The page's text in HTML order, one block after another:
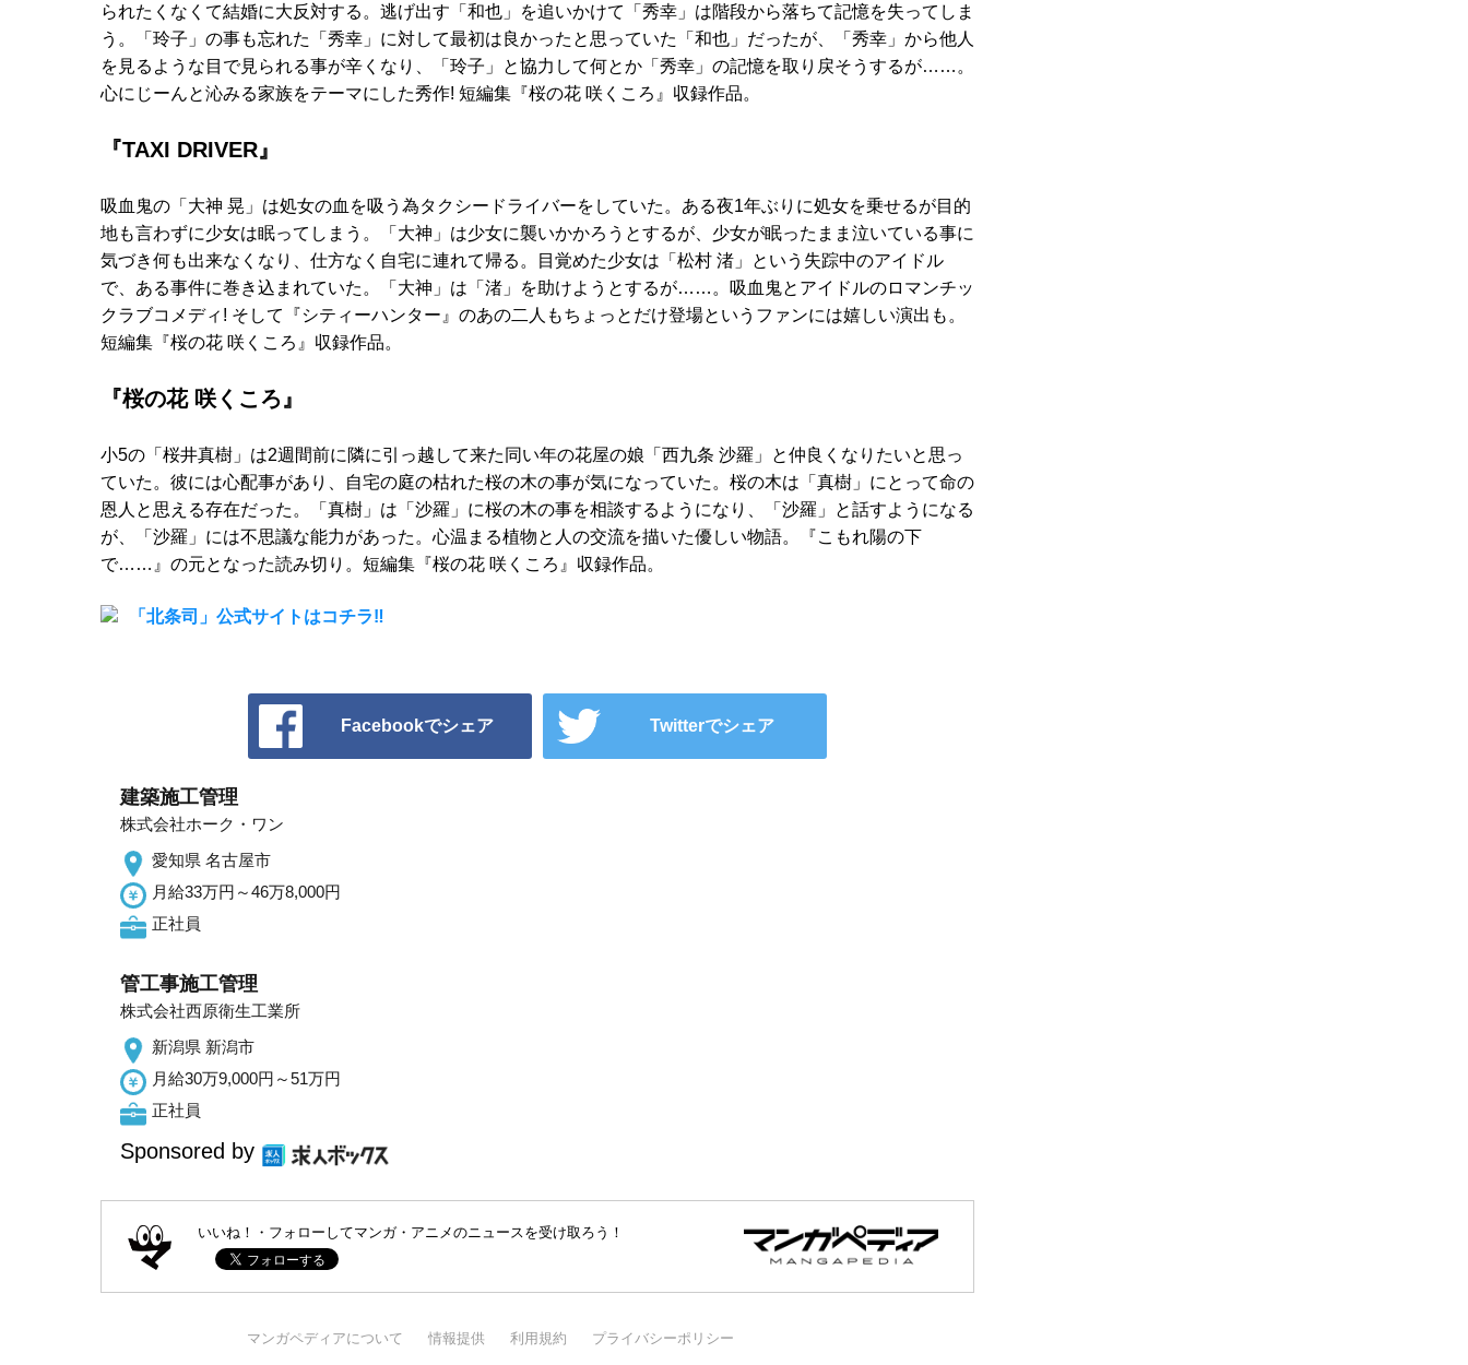
られたくなくて結婚に大反対する。逃げ出す「和也」を追いかけて「秀幸」は階段から落ちて記憶を失ってしま
う。「玲子」の事も忘れた「秀幸」に対して最初は良かったと思っていた「和也」だったが、「秀幸」から他人
を見るような目で見られる事が辛くなり、「玲子」と協力して何とか「秀幸」の記憶を取り戻そうするが……。
心にじーんと沁みる家族をテーマにした秀作! 短編集『桜の花 咲くころ』収録作品。
『TAXI DRIVER』
吸血鬼の「大神 晃」は処女の血を吸う為タクシードライバーをしていた。ある夜1年ぶりに処女を乗せるが目的
地も言わずに少女は眠ってしまう。「大神」は少女に襲いかかろうとするが、少女が眠ったまま泣いている事に
気づき何も出来なくなり、仕方なく自宅に連れて帰る。目覚めた少女は「松村 渚」という失踪中のアイドル
で、ある事件に巻き込まれていた。「大神」は「渚」を助けようとするが……。吸血鬼とアイドルのロマンチッ
クラブコメディ! そして『シティーハンター』のあの二人もちょっとだけ登場というファンには嬉しい演出も。
短編集『桜の花 咲くころ』収録作品。
『桜の花 咲くころ』
小5の「桜井真樹」は2週間前に隣に引っ越して来た同い年の花屋の娘「西九条 沙羅」と仲良くなりたいと思っ
ていた。彼には心配事があり、自宅の庭の枯れた桜の木の事が気になっていた。桜の木は「真樹」にとって命の
恩人と思える存在だった。「真樹」は「沙羅」に桜の木の事を相談するようになり、「沙羅」と話すようになる
が、「沙羅」には不思議な能力があった。心温まる植物と人の交流を描いた優しい物語。『こもれ陽の下
で……』の元となった読み切り。短編集『桜の花 咲くころ』収録作品。
「北条司」公式サイトはコチラ‼
Facebookでシェア Twitterでシェア
建築施工管理
株式会社ホーク・ワン
愛知県 名古屋市
月給33万円～46万8,000円
正社員
管工事施工管理
株式会社西原衛生工業所
新潟県 新潟市
月給30万9,000円～51万円
正社員
Sponsored by
いいね！・フォローしてマンガ・アニメのニュースを受け取ろう！
マンガペディアについて 情報提供 利用規約 プライバシーポリシー